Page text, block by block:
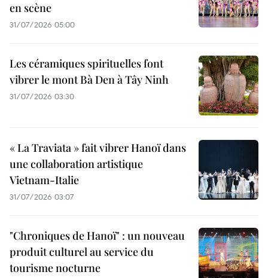
en scène
31/07/2026 05:00
Les céramiques spirituelles font
vibrer le mont Bà Den à Tây Ninh
31/07/2026 03:30
« La Traviata » fait vibrer Hanoï dans
une collaboration artistique
Vietnam-Italie
31/07/2026 03:07
"Chroniques de Hanoï" : un nouveau
produit culturel au service du
tourisme nocturne